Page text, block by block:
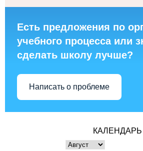
Есть предложения по
учебного процесса или
сделать школу лучше?
Написать о проблеме
КАЛЕНДАРЬ